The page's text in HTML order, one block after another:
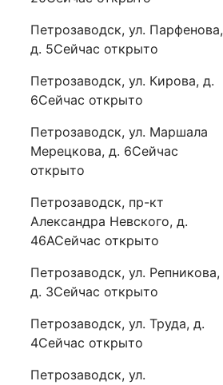
Петрозаводск, ул. Парфенова,
д. 5Сейчас открыто
Петрозаводск, ул. Кирова, д.
6Сейчас открыто
Петрозаводск, ул. Маршала
Мерецкова, д. 6Сейчас
открыто
Петрозаводск, пр-кт
Александра Невского, д.
46АСейчас открыто
Петрозаводск, ул. Репникова,
д. 3Сейчас открыто
Петрозаводск, ул. Труда, д.
4Сейчас открыто
Петрозаводск, ул.